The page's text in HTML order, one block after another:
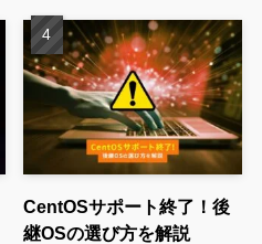
CentOSサポート終了！後
継OSの選び方を解説